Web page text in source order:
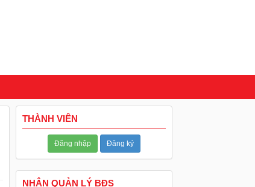
THÀNH VIÊN
Đăng nhập Đăng ký
NHẬN QUẢN LÝ BĐS